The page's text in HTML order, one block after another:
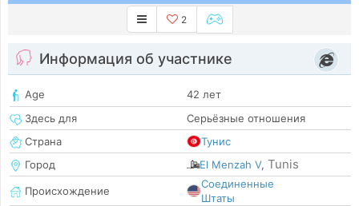
2
Информация об участнике
Age
42 лет
Здесь для
Серьёзные отношения
Страна
Тунис
Город
El Menzah V, Tunis
Происхождение
Соединенные
Штаты